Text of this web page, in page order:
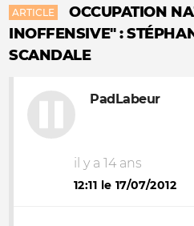
ARTICLE
OCCUPATION
INOFFENSIVE" :
SCANDALE
PadLabeur
il y a 14 ans
12:11 le 17/07/2012